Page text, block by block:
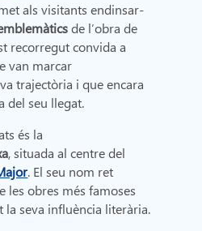
als visitants endinsar-
de l’obra de
recorregut convida a
van marcar
trajectòria i que encara
del seu llegat.
és la
, situada al centre del
. El seu nom ret
les obres més famoses
la seva influència literària.